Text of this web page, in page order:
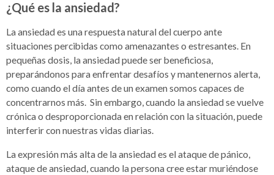
¿Qué es la ansiedad?
La ansiedad es una respuesta natural del cuerpo ante
situaciones percibidas como amenazantes o estresantes. En
pequeñas dosis, la ansiedad puede ser beneficiosa,
preparándonos para enfrentar desafíos y mantenernos alerta,
como cuando el día antes de un examen somos capaces de
concentrarnos más. Sin embargo, cuando la ansiedad se vuelve
crónica o desproporcionada en relación con la situación, puede
interferir con nuestras vidas diarias.
La expresión más alta de la ansiedad es el ataque de pánico,
ataque de ansiedad, cuando la persona cree estar muriéndose